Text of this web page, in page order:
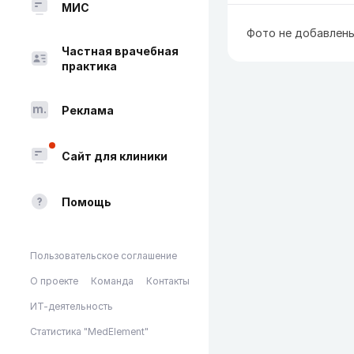
МИС
Частная врачебная
практика
Реклама
Сайт для клиники
Помощь
Пользовательское соглашение
О проекте Команда Контакты
ИТ-деятельность
Статистика "MedElement"
Фото не